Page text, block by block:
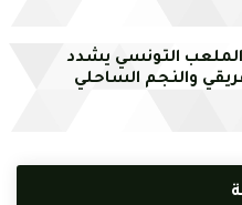
الملعب التونسي يشدد
والنجم الساحلي